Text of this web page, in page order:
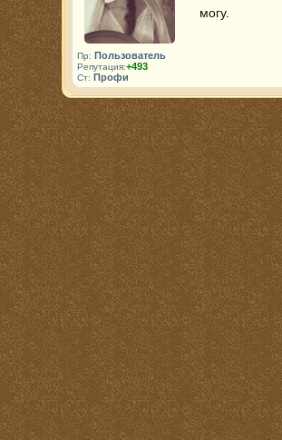
Пр: Пользователь
Репутация:+493
Ст: Профи
могу.